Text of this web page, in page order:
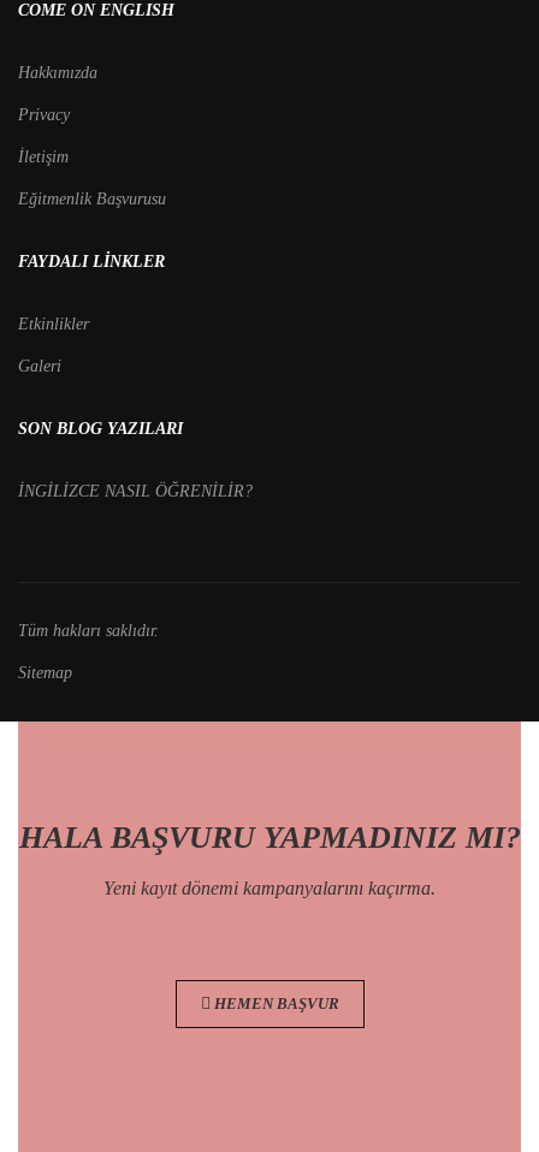
COME ON ENGLISH
Hakkımızda
Privacy
İletişim
Eğitmenlik Başvurusu
FAYDALI LINKLER
Etkinlikler
Galeri
SON BLOG YAZILARI
İNGİLİZCE NASIL ÖĞRENİLİR?
Tüm hakları saklıdır.
Sitemap
HALA BAŞVURU YAPMADINIZ MI?
Yeni kayıt dönemi kampanyalarını kaçırma.
HEMEN BAŞVUR